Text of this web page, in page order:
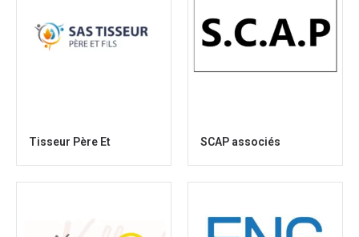
Tisseur Père Et SCAP associés